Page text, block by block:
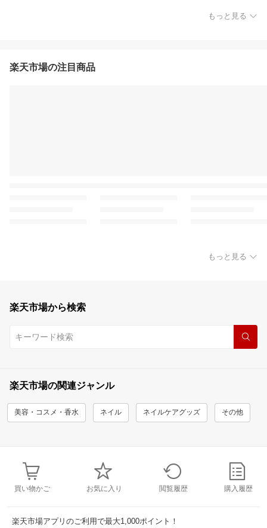
もっと見る
楽天市場の注目商品
もっと見る
楽天市場から検索
楽天市場の関連ジャンル
美容・コスメ・香水 ネイル ネイルケアグッズ その他
買い物かご お気に入り 閲覧履歴 購入履歴
楽天市場アプリのご利用で最大1,000ポイント！